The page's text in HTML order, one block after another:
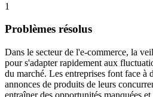
1
Problèmes résolus
Dans le secteur de l'e-commerce, la
pour s'adapter rapidement aux
du marché. Les entreprises font face à
annonces de produits de leurs
entraîner des opportunités manquées